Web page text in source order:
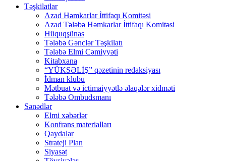
Təşkilatlar
Azad Həmkarlar İttifaqı Komitəsi
Azad Tələbə Həmkarlar İttifaqı Komitəsi
Hüquqşünas
Tələbə Gənclər Təşkilatı
Tələbə Elmi Cəmiyyəti
Kitabxana
“YÜKSƏLİŞ” qəzetinin redaksiyası
İdman klubu
Mətbuat və ictimaiyyətlə əlaqələr xidməti
Tələbə Ombudsmanı
Sənədlər
Elmi xəbərlər
Konfrans materialları
Qaydalar
Strateji Plan
Siyasət